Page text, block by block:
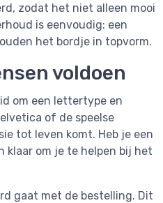
zodat het niet alleen mooi
is eenvoudig: een
het bordje in topvorm.
voldoen
om een lettertype en
of de speelse
tot leven komt. Heb je een
klaar om je te helpen bij het
gaat met de bestelling. Dit